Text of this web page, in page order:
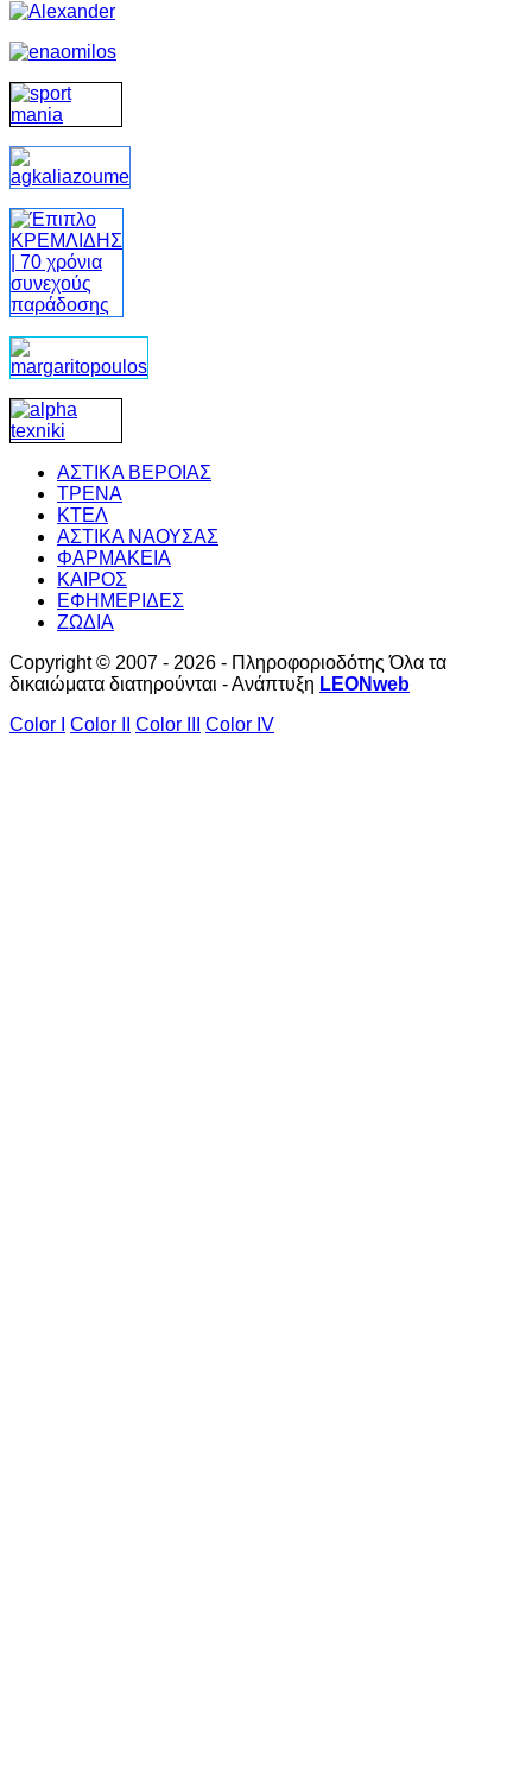
ΑΣΤΙΚΑ ΒΕΡΟΙΑΣ
ΤΡΕΝΑ
ΚΤΕΛ
ΑΣΤΙΚΑ ΝΑΟΥΣΑΣ
ΦΑΡΜΑΚΕΙΑ
ΚΑΙΡΟΣ
ΕΦΗΜΕΡΙΔΕΣ
ΖΩΔΙΑ
Copyright © 2007 - 2026 - Πληροφοριοδότης Όλα τα
δικαιώματα διατηρούνται - Ανάπτυξη LEONweb
Color I
Color II Color III Color IV